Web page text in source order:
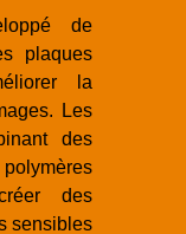
de
plaques
la
Les
des
des
sensibles